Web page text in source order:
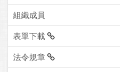
組織成員
表單下載
法令規章